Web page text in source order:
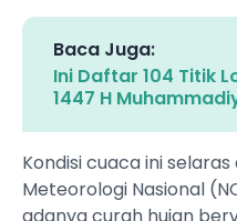
Baca Juga:
Ini Daftar 104 Titik
1447 H
Kondisi cuaca ini
Meteorologi Nasional